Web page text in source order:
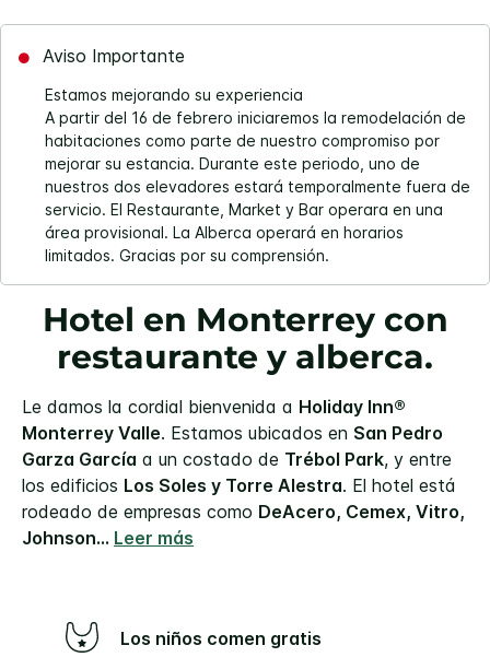
Aviso Importante
Estamos mejorando su experiencia
A partir del 16 de febrero iniciaremos la remodelación de
habitaciones como parte de nuestro compromiso por
mejorar su estancia. Durante este periodo, uno de
nuestros dos elevadores estará temporalmente fuera de
servicio. El Restaurante, Market y Bar operara en una
área provisional. La Alberca operará en horarios
limitados. Gracias por su comprensión.
Hotel en Monterrey con
restaurante y alberca.
Le damos la cordial bienvenida a Holiday Inn®
Monterrey Valle. Estamos ubicados en San Pedro
Garza García a un costado de Trébol Park, y entre
los edificios Los Soles y Torre Alestra. El hotel está
rodeado de empresas como DeAcero, Cemex, Vitro,
Johnson... Leer más
Los niños comen gratis